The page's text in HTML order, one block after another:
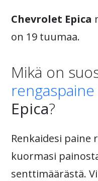
Chevrolet Epica
on 19 tuumaa.
Mikä on
rengaspaine
Epica?
Renkaidesi paine
kuormasi
senttimäärästä.